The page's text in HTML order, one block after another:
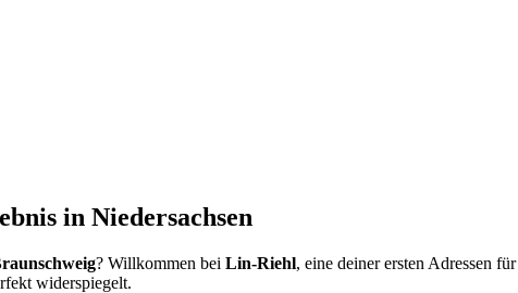
in Niedersachsen
? Willkommen bei Lin-Riehl, eine deiner ersten Adressen für
widerspiegelt.